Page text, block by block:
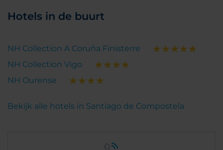
Hotels in de buurt
NH Collection A Coruña Finisterre
NH Collection Vigo
NH Ourense
Bekijk alle hotels in Santiago de Compostela